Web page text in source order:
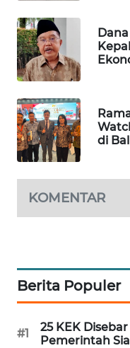
di
KOMENTAR
Berita Populer
#1
25 KEK
Pemerintah
WALINKI
ID
MAWAKA
MARTABAT
NET
WATCH
LPKKI